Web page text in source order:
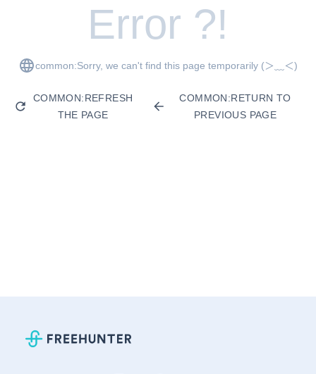
Error ?!
common:Sorry, we can't find this page temporarily (＞﹏＜)
COMMON:REFRESH
THE PAGE
COMMON:RETURN TO
PREVIOUS PAGE